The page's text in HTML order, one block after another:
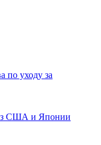
по уходу за
из США и Японии